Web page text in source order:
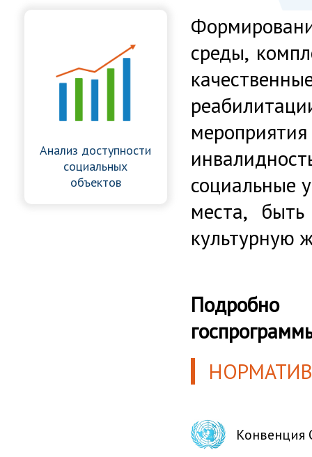
Анализ доступности
социальных
объектов
среды,
социальные
места,
культурную
Подробно